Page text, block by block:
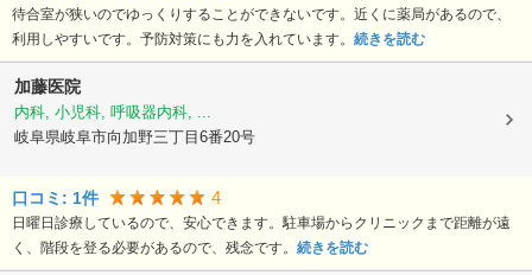
待合室が狭いのでゆっくりすることができないです。近くに薬局があるので、
利用しやすいです。予防対策にも力を入れています。 続きを読む
加藤医院
内科, 小児科, 呼吸器内科, ...
岐阜県岐阜市向加野三丁目6番20号
口コミ: 1件 4
日曜日診療しているので、安心できます。駐車場からクリニックまで距離が遠
く、階段を登る必要があるので、残念です。 続きを読む